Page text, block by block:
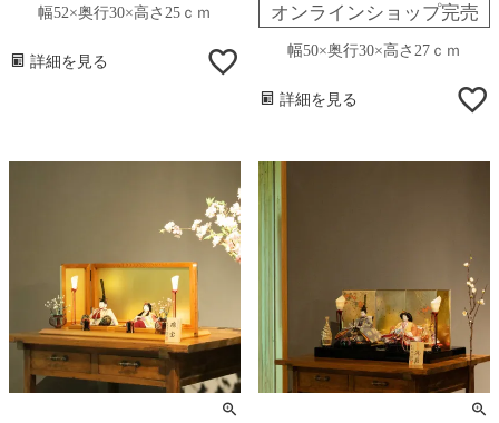
幅52×奥行30×高さ25ｃｍ
詳細を見る
オンラインショップ完売
幅50×奥行30×高さ27ｃｍ
詳細を見る